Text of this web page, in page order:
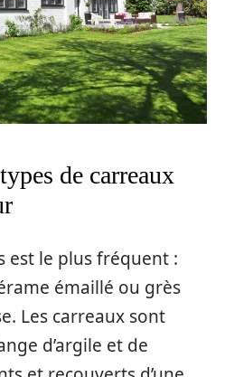
de carreaux
est le plus fréquent :
émaillé ou grès
Les carreaux sont
d’argile et de